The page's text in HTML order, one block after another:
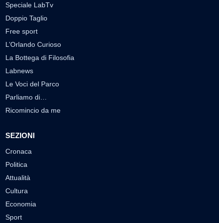
Speciale LabTv
Doppio Taglio
Free sport
L’Orlando Curioso
La Bottega di Filosofia
Labnews
Le Voci del Parco
Parliamo di…
Ricomincio da me
SEZIONI
Cronaca
Politica
Attualità
Cultura
Economia
Sport